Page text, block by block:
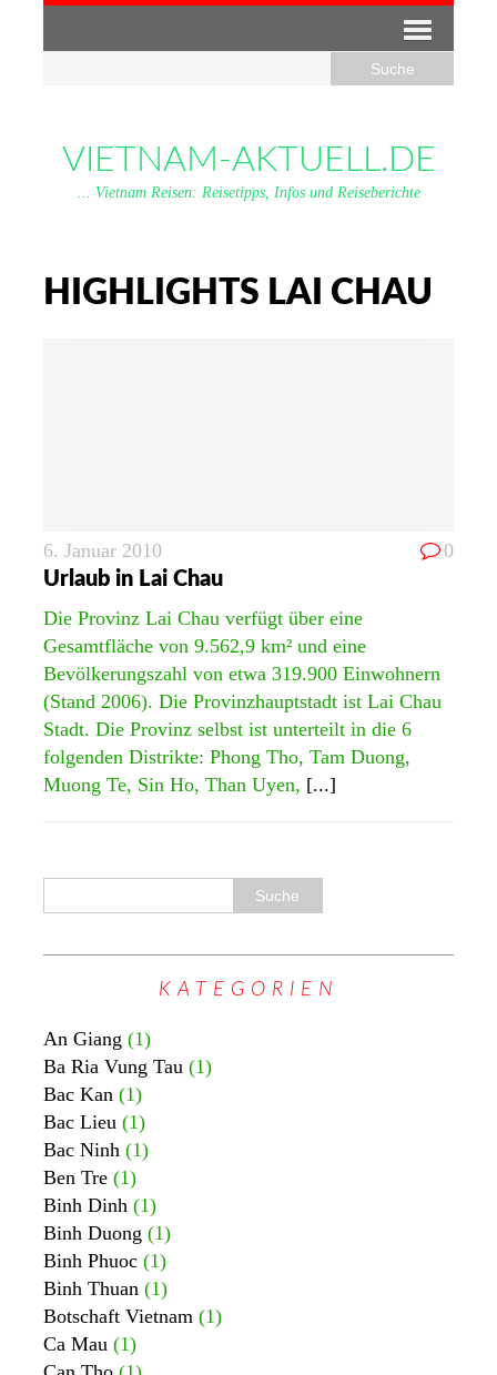
VIETNAM-AKTUELL.DE
... Vietnam Reisen: Reisetipps, Infos und Reiseberichte
HIGHLIGHTS LAI CHAU
6. Januar 2010
0
Urlaub in Lai Chau
Die Provinz Lai Chau verfügt über eine
Gesamtfläche von 9.562,9 km² und eine
Bevölkerungszahl von etwa 319.900 Einwohnern
(Stand 2006). Die Provinzhauptstadt ist Lai Chau
Stadt. Die Provinz selbst ist unterteilt in die 6
folgenden Distrikte: Phong Tho, Tam Duong,
Muong Te, Sin Ho, Than Uyen, [...]
KATEGORIEN
An Giang (1)
Ba Ria Vung Tau (1)
Bac Kan (1)
Bac Lieu (1)
Bac Ninh (1)
Ben Tre (1)
Binh Dinh (1)
Binh Duong (1)
Binh Phuoc (1)
Binh Thuan (1)
Botschaft Vietnam (1)
Ca Mau (1)